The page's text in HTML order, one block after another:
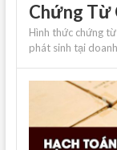
Chứng Từ
Hình thức chứng
phát sinh tại